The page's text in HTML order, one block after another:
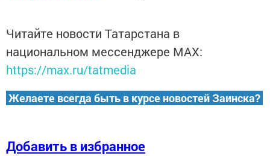
Читайте новости Татарстана в
национальном мессенджере MАХ:
https://max.ru/tatmedia
Желаете всегда быть в курсе новостей Заинска?
Добавить в избранное